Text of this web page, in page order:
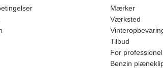
Mærker
Værksted
Tilbud
For
Benzin